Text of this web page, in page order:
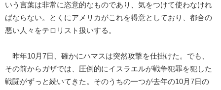
いう言葉は非常に恣意的なものであり、気をつけて使わなけれ
ばならない。とくにアメリカがこれを得意としており、都合の
悪い人々をテロリスト扱いする。
昨年10月7日、確かにハマスは突然攻撃を仕掛けた。でも、
その前からガザでは、圧倒的にイスラエルが戦争犯罪を犯した
戦闘がずっと続いてきた。そのうちの一つが去年の10月7日の